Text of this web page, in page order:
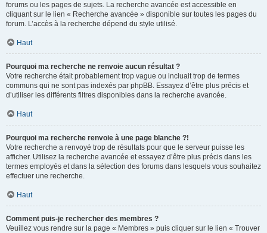
forums ou les pages de sujets. La recherche avancée est accessible en
cliquant sur le lien « Recherche avancée » disponible sur toutes les pages du
forum. L’accès à la recherche dépend du style utilisé.
Haut
Pourquoi ma recherche ne renvoie aucun résultat ?
Votre recherche était probablement trop vague ou incluait trop de termes
communs qui ne sont pas indexés par phpBB. Essayez d’être plus précis et
d’utiliser les différents filtres disponibles dans la recherche avancée.
Haut
Pourquoi ma recherche renvoie à une page blanche ?!
Votre recherche a renvoyé trop de résultats pour que le serveur puisse les
afficher. Utilisez la recherche avancée et essayez d’être plus précis dans les
termes employés et dans la sélection des forums dans lesquels vous souhaitez
effectuer une recherche.
Haut
Comment puis-je rechercher des membres ?
Veuillez vous rendre sur la page « Membres » puis cliquer sur le lien « Trouver